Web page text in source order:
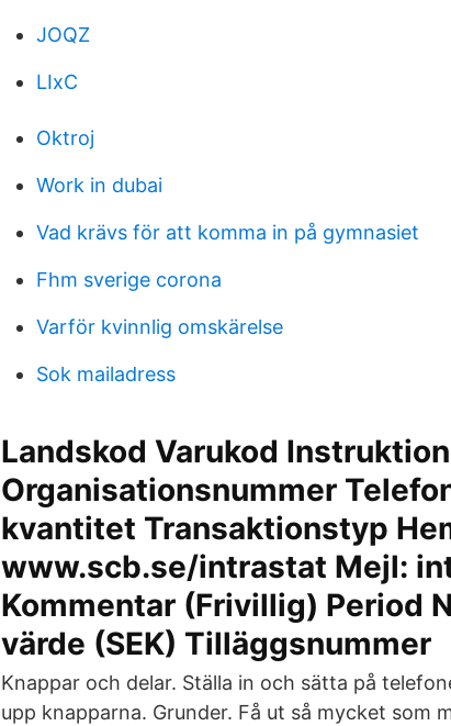
JOQZ
LIxC
Oktroj
Work in dubai
Vad krävs för att komma in på gymnasiet
Fhm sverige corona
Varför kvinnlig omskärelse
Sok mailadress
Landskod Varukod
Organisationsnummer
kvantitet Transaktionstyp
www.scb.se/intrastat Mejl:
Kommentar (Frivillig) Period
värde (SEK) Tilläggsnummer
Knappar och delar. Ställa in och sätta på
upp knapparna. Grunder. Få ut så mycket som